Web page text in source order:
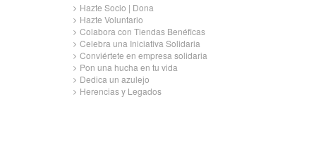
Hazte Socio | Dona
Hazte Voluntario
Colabora con Tiendas Benéficas
Celebra una Iniciativa Solidaria
Conviértete en empresa solidaria
Pon una hucha en tu vida
Dedica un azulejo
Herencias y Legados